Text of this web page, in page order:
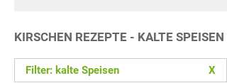
KIRSCHEN REZEPTE - KALTE SPEISEN
Filter: kalte Speisen X